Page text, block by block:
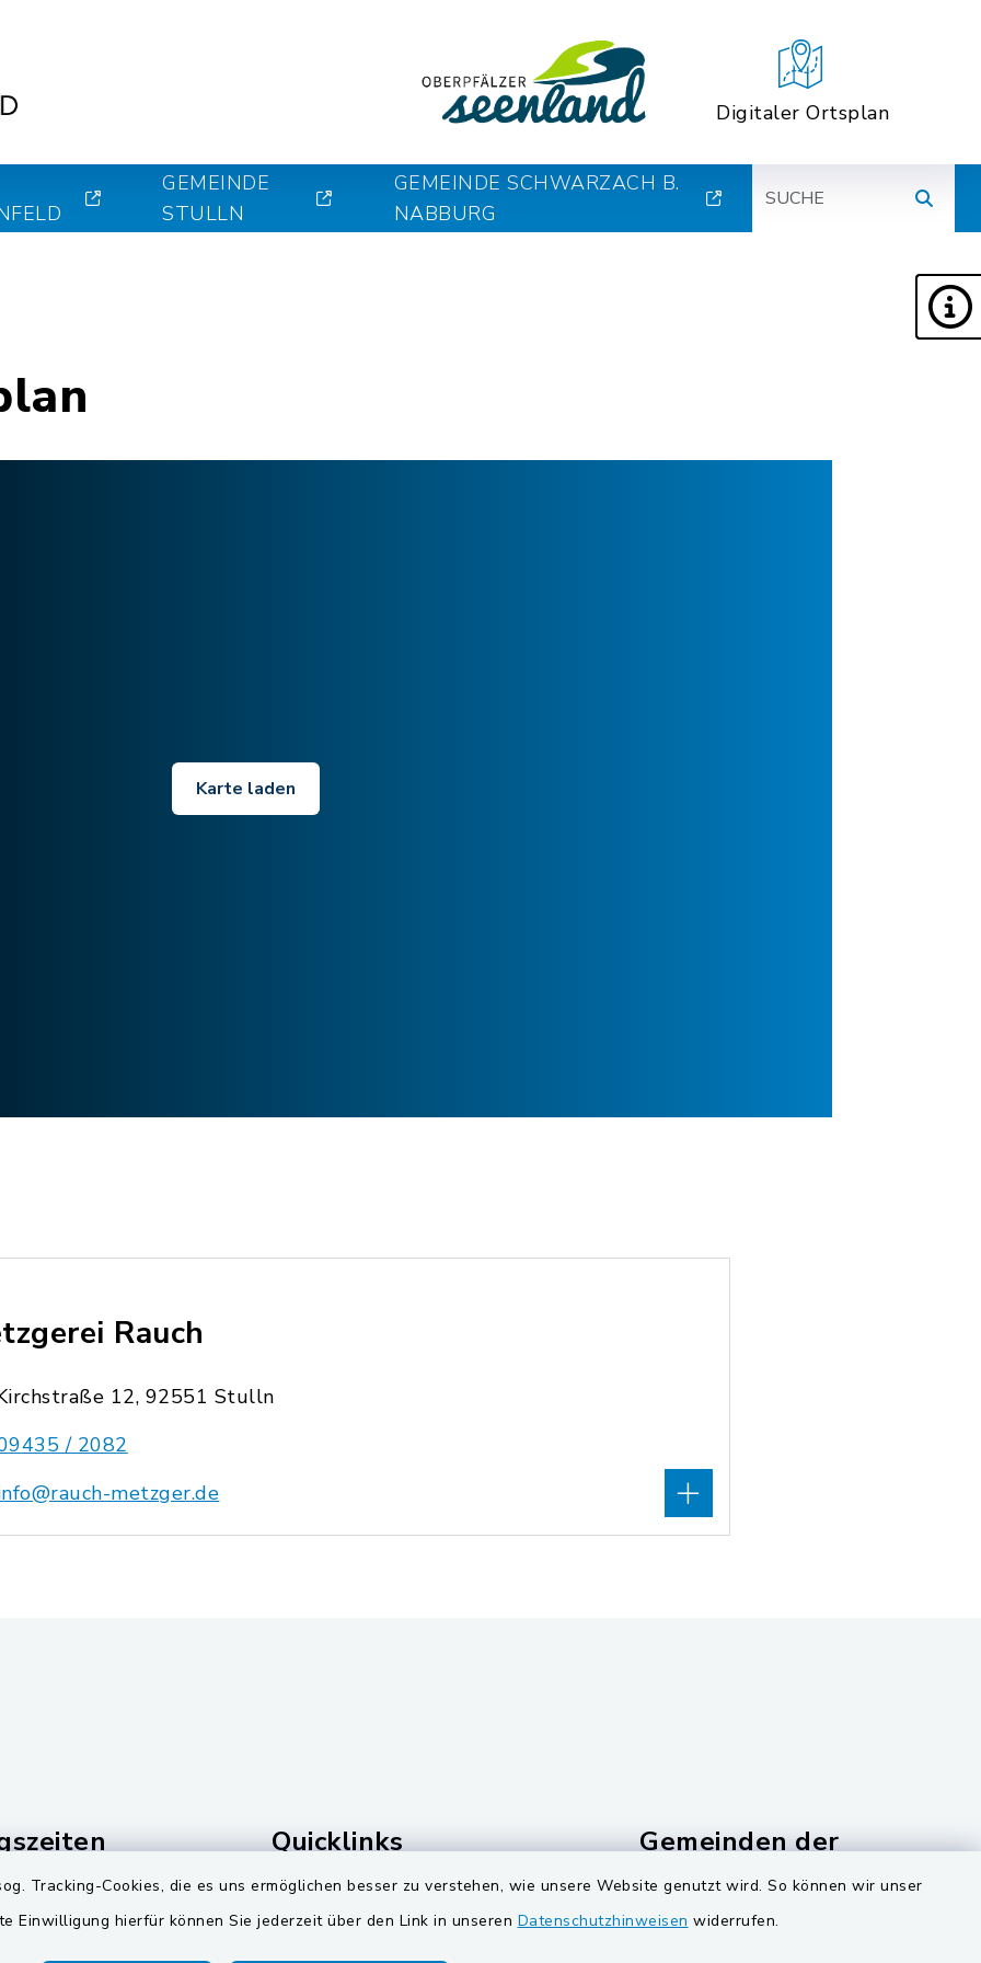
Tracking-Cookies, die es uns ermöglichen besser zu verstehen, wie unsere Website genutzt wird. So können wir unser
Einwilligung hierfür können Sie jederzeit über den Link in unseren Datenschutzhinweisen widerrufen.
Digitaler Ortsplan
GEMEINDE
STULLN
GEMEINDE SCHWARZACH B.
NABBURG
Karte laden
Rauch
12, 92551 Stulln
/ 2082
metzger.de
Uhr
Quicklinks
Landkreis Schwandorf
Gemeinden der
Gemeinde Schwarzach bei Nabburg